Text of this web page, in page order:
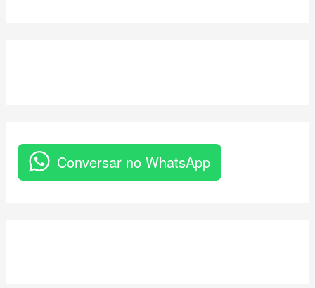
Conversar no WhatsApp